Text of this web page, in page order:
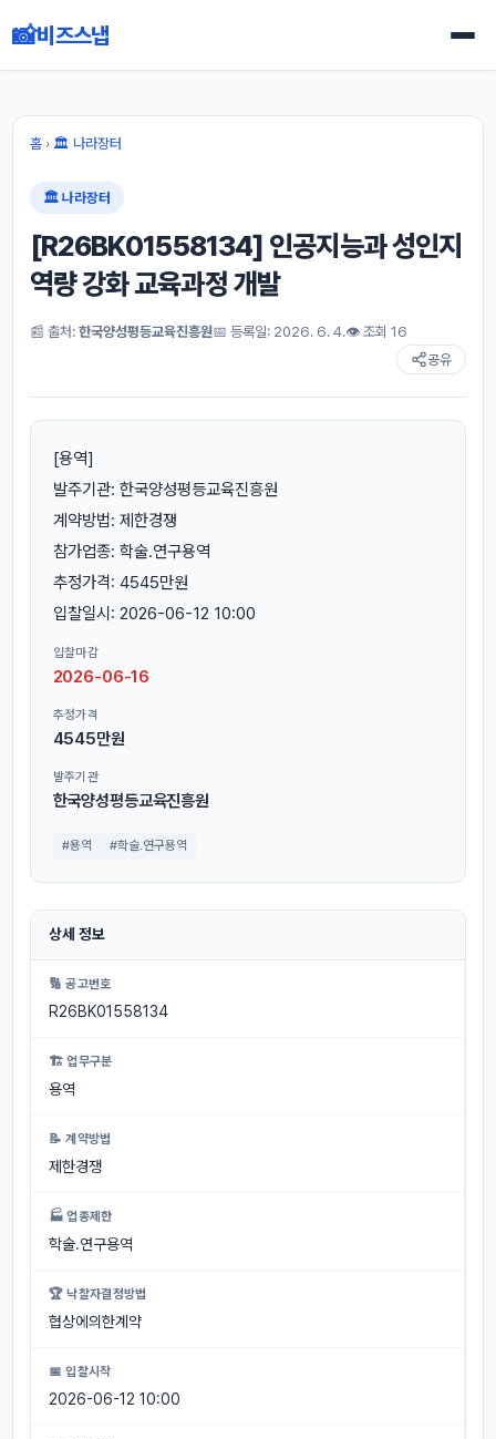
📸비즈스냅
홈› 🏛 나라장터
🏛 나라장터
[R26BK01558134] 인공지능과 성인지
역량 강화 교육과정 개발
📰 출처: 한국양성평등교육진흥원📅 등록일: 2026. 6. 4.👁 조회 16
공유
[용역]
발주기관: 한국양성평등교육진흥원
계약방법: 제한경쟁
참가업종: 학술.연구용역
추정가격: 4545만원
입찰일시: 2026-06-12 10:00
입찰마감
2026-06-16
추정가격
4545만원
발주기관
한국양성평등교육진흥원
#용역 #학술.연구용역
상세 정보
🔢 공고번호
R26BK01558134
🏗 업무구분
용역
📝 계약방법
제한경쟁
🏭 업종제한
학술.연구용역
🏆 낙찰자결정방법
협상에의한계약
📅 입찰시작
2026-06-12 10:00